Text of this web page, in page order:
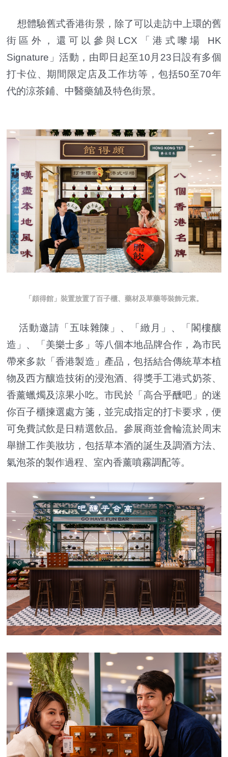
想體驗舊式香港街景，除了可以走訪中上環的舊
街區外，還可以參與LCX「港式嚟場 HK
Signature」活動，由即日起至10月23日設有多個
打卡位、期間限定店及工作坊等，包括50至70年
代的涼茶鋪、中醫藥舖及特色街景。
「頗得館」裝置放置了百子櫃、藥材及草藥等裝飾元素。
活動邀請「五味雜陳」、「緻月」、「閣樓釀
造」、「美樂士多」等八個本地品牌合作，為市民
帶來多款「香港製造」產品，包括結合傳統草本植
物及西方釀造技術的浸泡酒、得獎手工港式奶茶、
香薰蠟燭及涼果小吃。市民於「高合乎醺吧」的迷
你百子櫃揀選處方箋，並完成指定的打卡要求，便
可免費試飲是日精選飲品。參展商並會輪流於周末
舉辦工作美妝坊，包括草本酒的誕生及調酒方法、
氣泡茶的製作過程、室內香薰噴霧調配等。